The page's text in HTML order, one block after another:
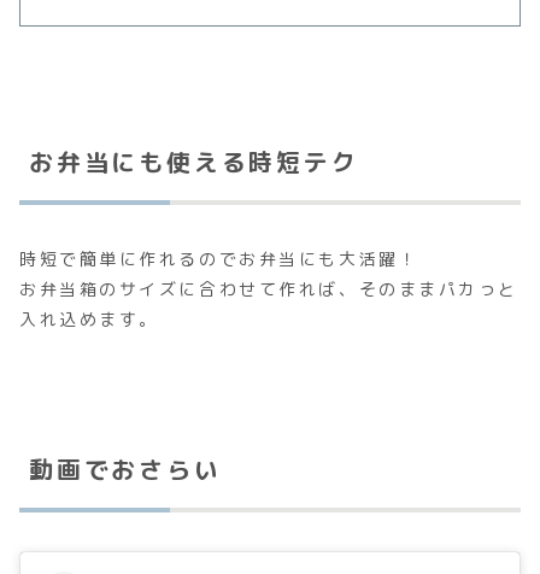
お弁当にも使える時短テク
時短で簡単に作れるのでお弁当にも大活躍！
お弁当箱のサイズに合わせて作れば、そのままパカっと
入れ込めます。
動画でおさらい